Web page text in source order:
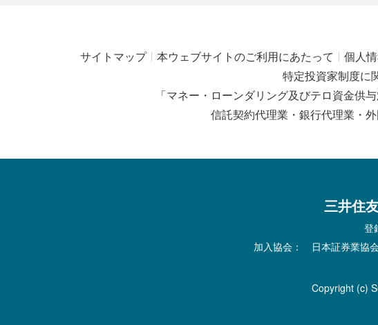
サイトマップ 本ウェブサイトのご利用にあたって 個人
特定投資家制度に
「マネー・ローンダリング及びテロ資金供
信託契約代理業・銀行代理業・
三井住
登
加入協会： 日本証券業協
Copyright (c)